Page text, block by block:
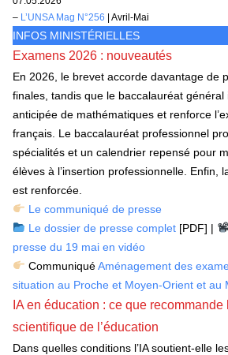
– L’UNSA Mag N°256 | Avril-Mai
INFOS MINISTÉRIELLES
Examens 2026 : nouveautés
En 2026, le brevet accorde davantage de
finales, tandis que le baccalauréat
anticipée de mathématiques et renforce
français. Le baccalauréat professionnel
spécialités et un calendrier repensé pour
élèves à l’insertion professionnelle. Enfin,
est renforcée.
Le communiqué de presse
Le dossier de presse complet[PDF] |
presse du 19 mai en vidéo
CommuniquéAménagement des
situation au Proche et Moyen-Orient et au
IA en éducation : ce que recommande
scientifique de l’éducation
Dans quelles conditions l’IA soutient-elle